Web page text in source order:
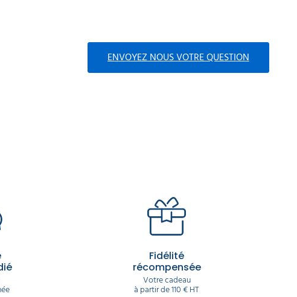
ENVOYEZ NOUS VOTRE QUESTION
Fidélité
récompensée
Votre cadeau
à partir de 110 € HT